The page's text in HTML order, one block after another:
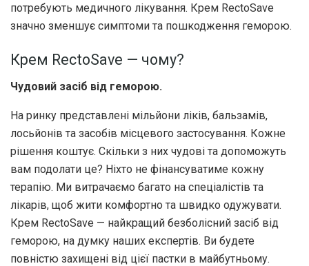
потребують медичного лікування. Крем RectoSave
значно зменшує симптоми та пошкодження геморою.
Крем RectoSave — чому?
Чудовий засіб від геморою.
На ринку представлені мільйони ліків, бальзамів,
лосьйонів та засобів місцевого застосування. Кожне
рішення коштує. Скільки з них чудові та допоможуть
вам подолати це? Ніхто не фінансуватиме кожну
терапію. Ми витрачаємо багато на спеціалістів та
лікарів, щоб жити комфортно та швидко одужувати.
Крем RectoSave — найкращий безболісний засіб від
геморою, на думку наших експертів. Ви будете
повністю захищені від цієї пастки в майбутньому.